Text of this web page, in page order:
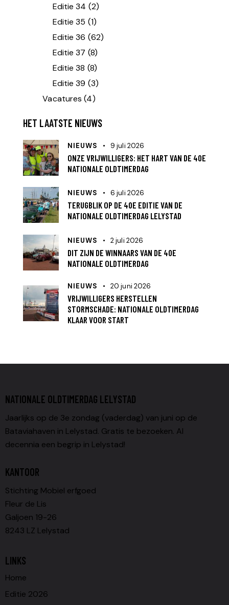
Editie 34 (2)
Editie 35 (1)
Editie 36 (62)
Editie 37 (8)
Editie 38 (8)
Editie 39 (3)
Vacatures (4)
HET LAATSTE NIEUWS
NIEUWS 9 juli 2026
ONZE VRIJWILLIGERS: HET HART VAN DE 40E
NATIONALE OLDTIMERDAG
NIEUWS 6 juli 2026
TERUGBLIK OP DE 40E EDITIE VAN DE
NATIONALE OLDTIMERDAG LELYSTAD
NIEUWS 2 juli 2026
DIT ZIJN DE WINNAARS VAN DE 40E
NATIONALE OLDTIMERDAG
NIEUWS 20 juni 2026
VRIJWILLIGERS HERSTELLEN
STORMSCHADE: NATIONALE OLDTIMERDAG
KLAAR VOOR START
NATIONALE OLDTIMERDAG LELYSTAD
Jaarlijks op de 3e zondag (vaderdag) van juni op de
Bataviahaven in Lelystad. Gratis te bezoeken. Al
decennia een begrip in Lelystad!
KANTOOR
Stichting Mobiel erfgoed
Fleur de Lis
Galjoen 19-26
8243 LZ Lelystad
LINKS
Home
Editie 2026